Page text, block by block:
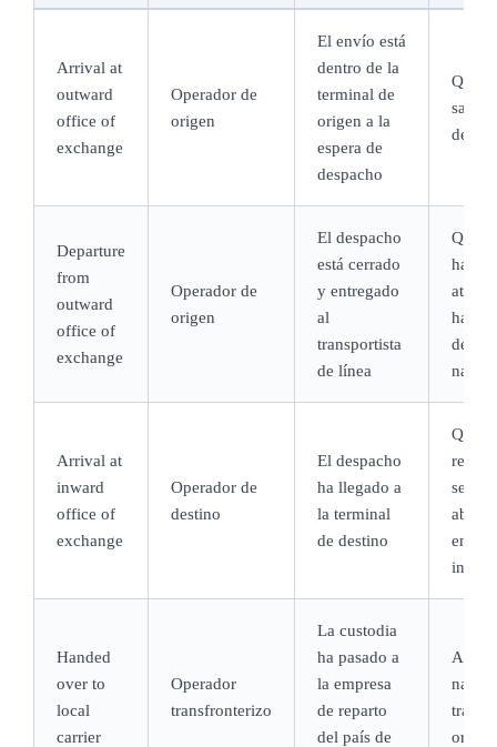
Arrival at
outward
office of
exchange
Operador de
origen
El envío está
dentro de la
terminal de
origen a la
espera de
despacho
Que
salido
de
Departure
from
outward
office of
exchange
Operador de
origen
El despacho
está cerrado
y entregado
al
transportista
de línea
Que
haya
haya
nada
Arrival at
inward
office of
exchange
Operador de
destino
El despacho
ha llegado a
la terminal
de destino
Que
se
envío
Handed
over to
local
carrier
Operador
transfronterizo
La custodia
ha pasado a
la empresa
de reparto
del país de
nada
tramo
origen